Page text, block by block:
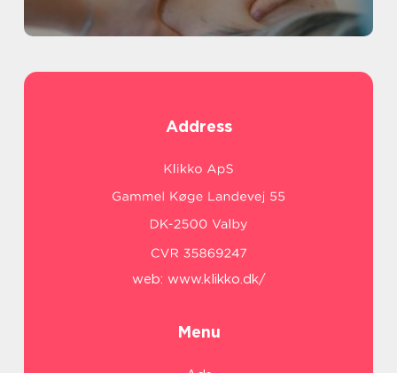
Address
web: www.klikko.dk/
Menu